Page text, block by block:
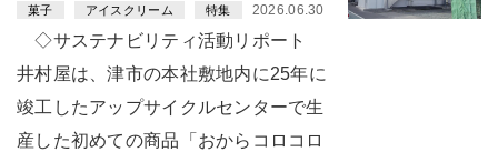
菓子 アイスクリーム 特集 2026.06.30
◇サステナビリティ活動リポート
井村屋は、津市の本社敷地内に25年に
竣工したアップサイクルセンターで生
産した初めての商品「おからコロコロ